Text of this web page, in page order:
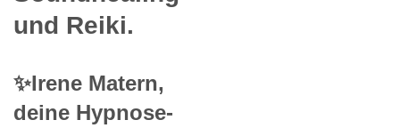
und Reiki.
✨Irene Matern,
deine Hypnose-